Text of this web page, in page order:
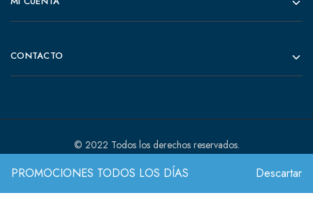
PROMOCIONES TODOS LOS DÍAS Descartar
CONTACTO
© 2022 Todos los derechos reservados.